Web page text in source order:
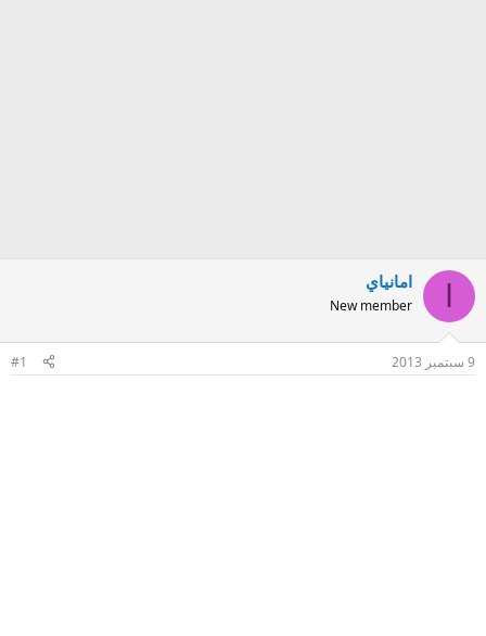
امانياي
New member
9 سبتمبر 2013 #1